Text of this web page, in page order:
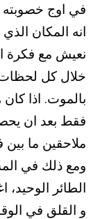
في اوج خصوبته
انه المكان
نعيش مع فكرة
خلال كل لحظات
بالموت. اذا
فقط بعد ان
ملاحقين ما
ومع ذلك في
الطائر الوحيد،
و القلق في